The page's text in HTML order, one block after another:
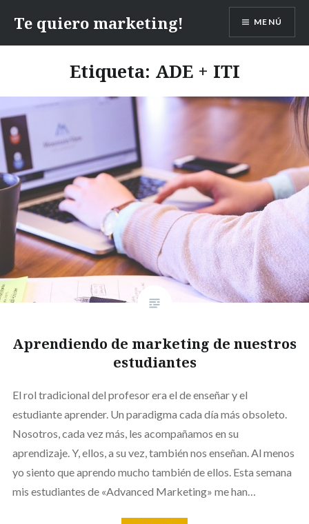
Te quiero marketing! MENÚ
Etiqueta: ADE + ITI
Aprendiendo de marketing de nuestros
estudiantes
El rol tradicional del profesor era el de enseñar y el
estudiante aprender. Un paradigma cada día más obsoleto.
Nosotros, cada vez más, les acompañamos en su
aprendizaje. Y, ellos, a su vez, también nos enseñan. Al menos
yo siento que aprendo mucho también de ellos. Esta semana
mis estudiantes de «Advanced Marketing» me han…